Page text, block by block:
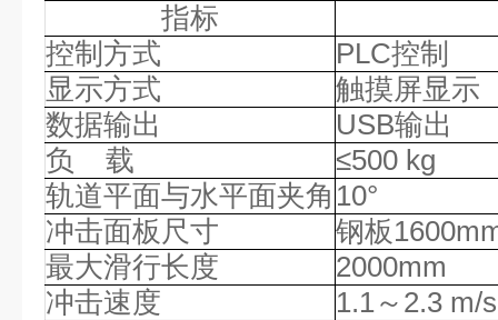
指标
控制方式
PLC控制
显示方式
触摸屏显示
数据输出
USB输出
负
载
≤500 kg
轨道平面与水平面夹角 10°
冲击面板尺寸
钢板
最大滑行长度
2000mm
冲击速度
1.1～2.3 m/s